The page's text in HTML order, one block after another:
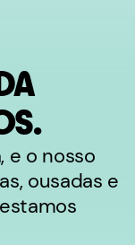
e o nosso
ousadas e